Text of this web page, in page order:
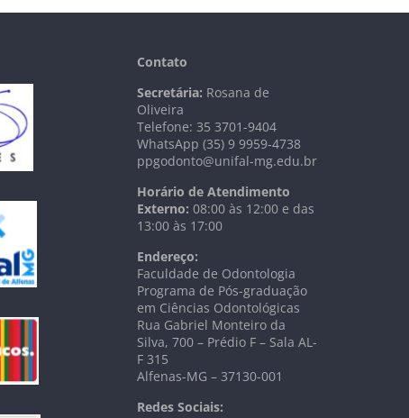
Contato
Secretária: Rosana de
Oliveira
Telefone: 35 3701-9404
WhatsApp (35) 9 9959-4738
ppgodonto@unifal-mg.edu.br
Horário de Atendimento
Externo: 08:00 às 12:00 e das
13:00 às 17:00
Endereço:
Faculdade de Odontologia
Programa de Pós-graduação
em Ciências Odontológicas
Rua Gabriel Monteiro da
Silva, 700 – Prédio F – Sala AL-
F 315
Alfenas-MG – 37130-001
Redes Sociais: